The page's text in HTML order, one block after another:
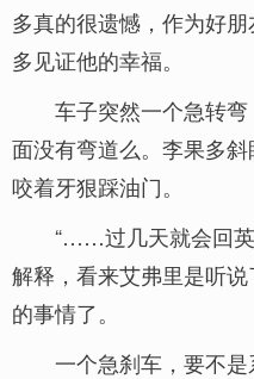
多真的很遗憾，作为好
多见证他的幸福。
车子突然一个急转
面没有弯道么。李果多
咬着牙狠踩油门。
“……过几天就会回
解释，看来艾弗里是听
的事情了。
一个急刹车，要不